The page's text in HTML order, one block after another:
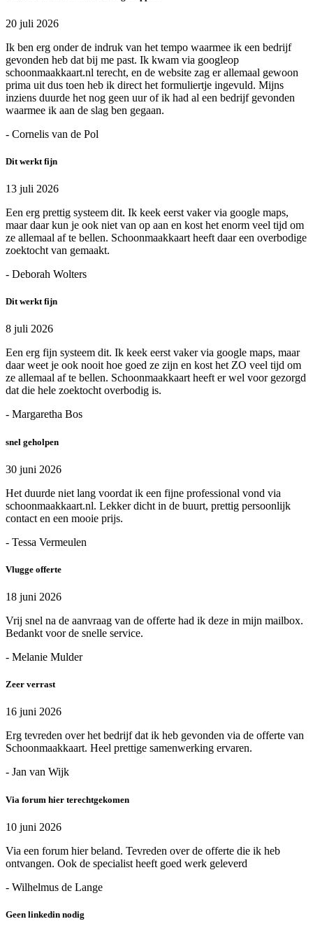
20 juli 2026
Ik ben erg onder de indruk van het tempo waarmee ik een bedrijf
gevonden heb dat bij me past. Ik kwam via googleop
schoonmaakkaart.nl terecht, en de website zag er allemaal gewoon
prima uit dus toen heb ik direct het formuliertje ingevuld. Mijns
inziens duurde het nog geen uur of ik had al een bedrijf gevonden
waarmee ik aan de slag ben gegaan.
- Cornelis van de Pol
Dit werkt fijn
13 juli 2026
Een erg prettig systeem dit. Ik keek eerst vaker via google maps,
maar daar kun je ook niet van op aan en kost het enorm veel tijd om
ze allemaal af te bellen. Schoonmaakkaart heeft daar een overbodige
zoektocht van gemaakt.
- Deborah Wolters
Dit werkt fijn
8 juli 2026
Een erg fijn systeem dit. Ik keek eerst vaker via google maps, maar
daar weet je ook nooit hoe goed ze zijn en kost het ZO veel tijd om
ze allemaal af te bellen. Schoonmaakkaart heeft er wel voor gezorgd
dat die hele zoektocht overbodig is.
- Margaretha Bos
snel geholpen
30 juni 2026
Het duurde niet lang voordat ik een fijne professional vond via
schoonmaakkaart.nl. Lekker dicht in de buurt, prettig persoonlijk
contact en een mooie prijs.
- Tessa Vermeulen
Vlugge offerte
18 juni 2026
Vrij snel na de aanvraag van de offerte had ik deze in mijn mailbox.
Bedankt voor de snelle service.
- Melanie Mulder
Zeer verrast
16 juni 2026
Erg tevreden over het bedrijf dat ik heb gevonden via de offerte van
Schoonmaakkaart. Heel prettige samenwerking ervaren.
- Jan van Wijk
Via forum hier terechtgekomen
10 juni 2026
Via een forum hier beland. Tevreden over de offerte die ik heb
ontvangen. Ook de specialist heeft goed werk geleverd
- Wilhelmus de Lange
Geen linkedin nodig